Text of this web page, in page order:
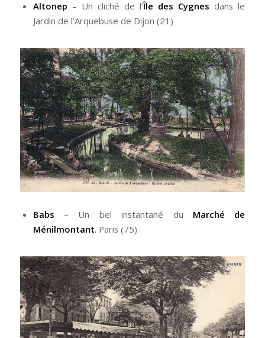
Altonep – Un cliché de l’Île des Cygnes dans le
Jardin de l’Arquebuse de Dijon (21)
Babs – Un bel instantané du Marché de
Ménilmontant. Paris (75)